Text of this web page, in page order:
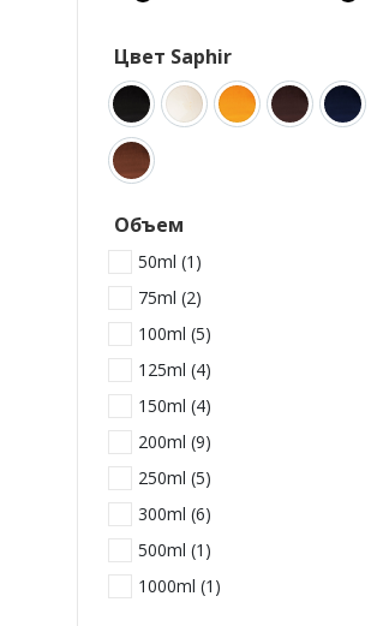
Цвет Saphir
Объем
50ml (1 )
75ml (2)
100ml (5)
125ml (4)
150ml (4)
200ml (9)
250ml (5)
300ml (6)
500ml (1 )
1000ml (1 )